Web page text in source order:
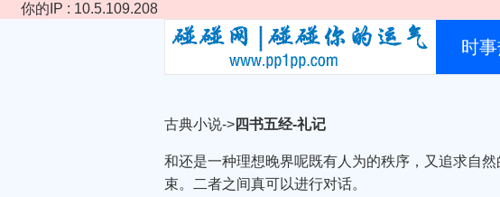
你的IP : 10.5.109.208
时
古典小说->四书五经-礼记
和还是一种理想晚界呢既有人为的秩序，又追求自
束。二者之间真可以进行对话。